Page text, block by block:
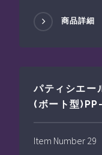
商品詳細
パティシエー
(ボート型
Item Number 29